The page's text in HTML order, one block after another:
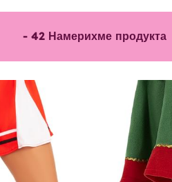
- 42Намерихме продукта